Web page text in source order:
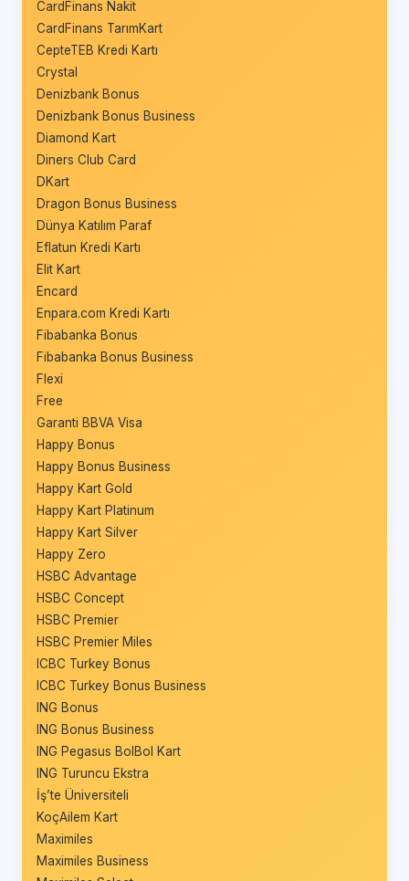
CardFinans Nakit
CardFinans TarımKart
CepteTEB Kredi Kartı
Crystal
Denizbank Bonus
Denizbank Bonus Business
Diamond Kart
Diners Club Card
DKart
Dragon Bonus Business
Dünya Katılım Paraf
Eflatun Kredi Kartı
Elit Kart
Encard
Enpara.com Kredi Kartı
Fibabanka Bonus
Fibabanka Bonus Business
Flexi
Free
Garanti BBVA Visa
Happy Bonus
Happy Bonus Business
Happy Kart Gold
Happy Kart Platinum
Happy Kart Silver
Happy Zero
HSBC Advantage
HSBC Concept
HSBC Premier
HSBC Premier Miles
ICBC Turkey Bonus
ICBC Turkey Bonus Business
ING Bonus
ING Bonus Business
ING Pegasus BolBol Kart
ING Turuncu Ekstra
İş’te Üniversiteli
KoçAilem Kart
Maximiles
Maximiles Business